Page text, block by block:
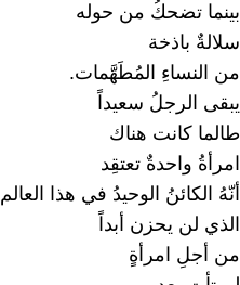
بينما تضحكُ من حوله
سلالةٌ باذخة
من النساءِ المُطَهَّمات.
يبقى الرجلُ سعيداً
طالما كانت هناك
امرأةُ واحدةٌ تعتقِد
أنّهُ الكائنُ الوحيدُ في هذا العالم
الذي لن يحزن أبداً
من أجلِ امرأةٍ